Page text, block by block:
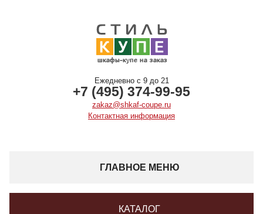
Ежедневно с 9 до 21
+7 (495) 374-99-95
zakaz@shkaf-coupe.ru
Контактная информация
ГЛАВНОЕ МЕНЮ
КАТАЛОГ